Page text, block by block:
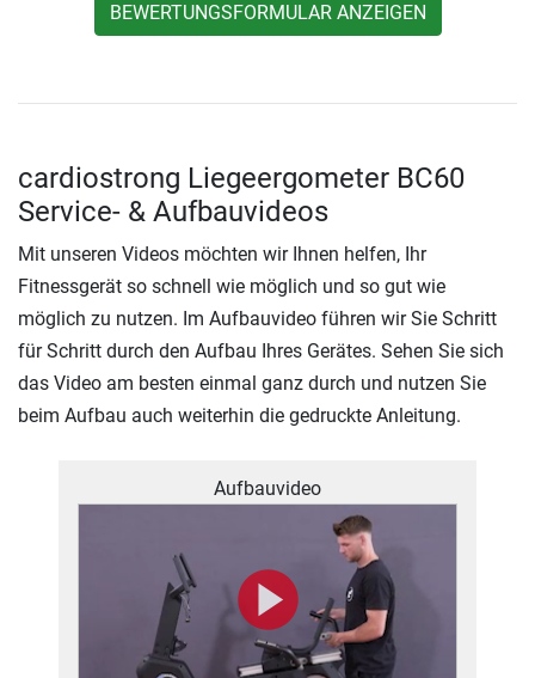
BEWERTUNGSFORMULAR ANZEIGEN
cardiostrong Liegeergometer BC60
Service- & Aufbauvideos
Mit unseren Videos möchten wir Ihnen helfen, Ihr
Fitnessgerät so schnell wie möglich und so gut wie
möglich zu nutzen. Im Aufbauvideo führen wir Sie Schritt
für Schritt durch den Aufbau Ihres Gerätes. Sehen Sie sich
das Video am besten einmal ganz durch und nutzen Sie
beim Aufbau auch weiterhin die gedruckte Anleitung.
Aufbauvideo